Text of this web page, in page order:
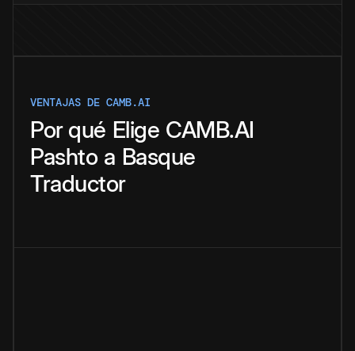
VENTAJAS DE CAMB.AI
Por qué Elige CAMB.AI
Pashto a Basque
Traductor